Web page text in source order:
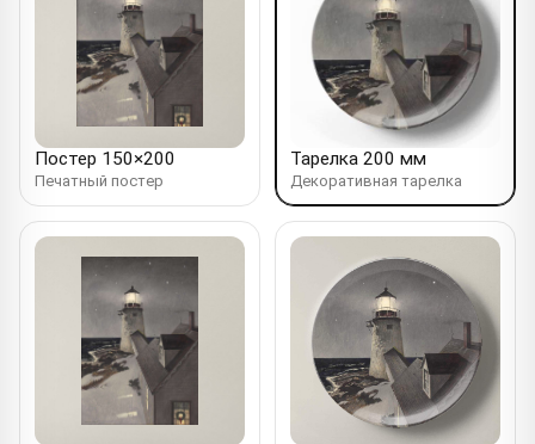
Постер 150×200
Печатный постер
Тарелка 200 мм
Декоративная тарелка